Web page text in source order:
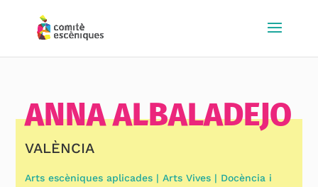
ANNA ALBALADEJO
VALÈNCIA
Arts escèniques aplicades | Arts Vives | Docència i